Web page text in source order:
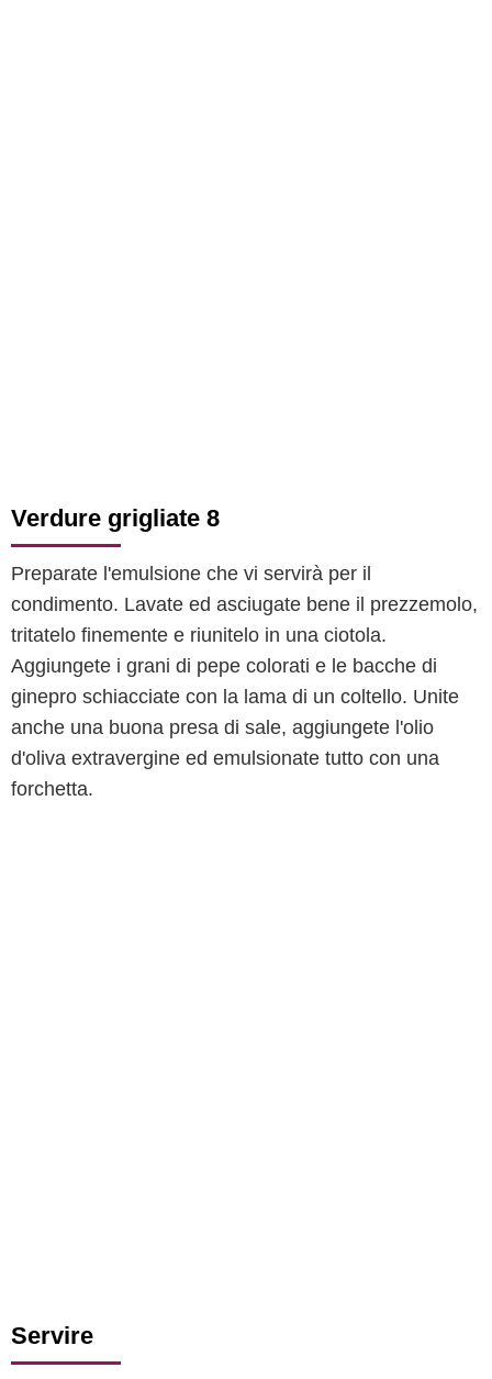
Verdure grigliate 8
Preparate l'emulsione che vi servirà per il
condimento. Lavate ed asciugate bene il prezzemolo,
tritatelo finemente e riunitelo in una ciotola.
Aggiungete i grani di pepe colorati e le bacche di
ginepro schiacciate con la lama di un coltello. Unite
anche una buona presa di sale, aggiungete l'olio
d'oliva extravergine ed emulsionate tutto con una
forchetta.
Servire